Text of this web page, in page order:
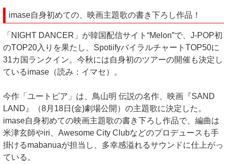
imase自身初めての、映画主題歌の書き下ろし作品！
「NIGHT DANCER」が韓国配信サイト“Melon”で、J-POP初
のTOP20入りを果たし、SpotiifyバイラルチャートTOP50に
31カ国ランクイン。今秋には自身初のツアーの開催も決定し
ているimase（読み：イマセ）。
今作「ユートピア」は、鳥山明 伝説の名作、映画『SAND
LAND』（8月18日(金)劇場公開）の主題歌に決定した。
imase自身初めての映画主題歌の書き下ろし作品で、編曲は
米津玄師やiri、Awesome City Clubなどのプロデュースも手
掛けるmabanuaが担当し、多幸感溢れるサウンドに仕上がっ
ている。